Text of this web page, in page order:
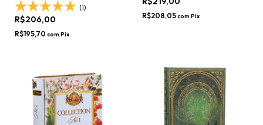
(1)
R$206,00
R$195,70 com Pix
R$208,05com Pix